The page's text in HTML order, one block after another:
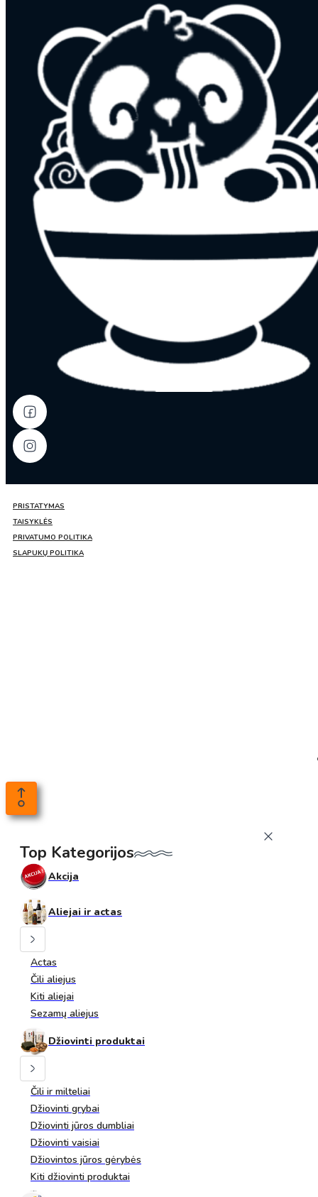
PRISTATYMAS
TAISYKLĖS
PRIVATUMO POLITIKA
SLAPUKŲ POLITIKA
Top Kategorijos
Akcija
Aliejai ir actas
Actas
Čili aliejus
Kiti aliejai
Sezamų aliejus
Džiovinti produktai
Čili ir milteliai
Džiovinti grybai
Džiovinti jūros dumbliai
Džiovinti vaisiai
Džiovintos jūros gėrybės
Kiti džiovinti produktai